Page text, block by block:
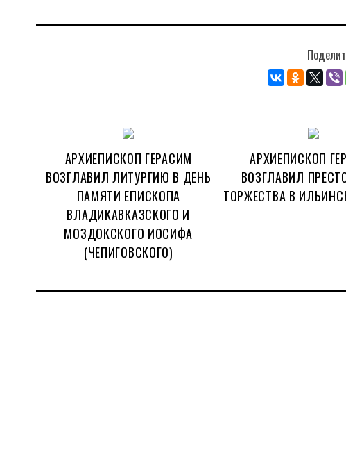
АРХИЕПИСКОП ГЕРАСИМ
ВОЗГЛАВИЛ ЛИТУРГИЮ В ДЕНЬ
ПАМЯТИ ЕПИСКОПА
ВЛАДИКАВКАЗСКОГО И
МОЗДОКСКОГО ИОСИФА
(ЧЕПИГОВСКОГО)
АРХИЕПИСКОП
ВОЗГЛАВИЛ
ТОРЖЕСТВА В